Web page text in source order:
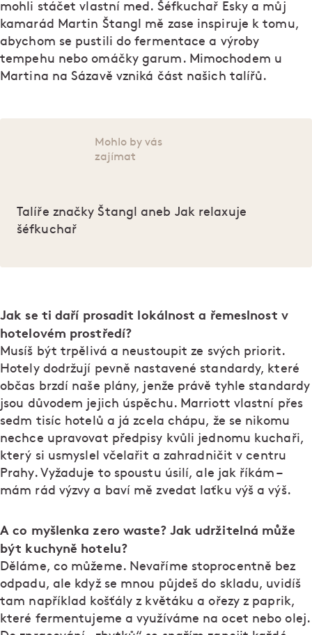
mohli stáčet vlastní med. Šéfkuchař Esky a můj
kamarád Martin Štangl mě zase inspiruje k tomu,
abychom se pustili do fermentace a výroby
tempehu nebo omáčky garum. Mimochodem u
Martina na Sázavě vzniká část našich talířů.
Mohlo by vás
zajímat
Talíře značky Štangl aneb Jak relaxuje
šéfkuchař
Jak se ti daří prosadit lokálnost a řemeslnost v
hotelovém prostředí?
Musíš být trpělivá a neustoupit ze svých priorit.
Hotely dodržují pevně nastavené standardy, které
občas brzdí naše plány, jenže právě tyhle standardy
jsou důvodem jejich úspěchu. Marriott vlastní přes
sedm tisíc hotelů a já zcela chápu, že se nikomu
nechce upravovat předpisy kvůli jednomu kuchaři,
který si usmyslel včelařit a zahradničit v centru
Prahy. Vyžaduje to spoustu úsilí, ale jak říkám –
mám rád výzvy a baví mě zvedat laťku výš a výš.
A co myšlenka zero waste? Jak udržitelná může
být kuchyně hotelu?
Děláme, co můžeme. Nevaříme stoprocentně bez
odpadu, ale když se mnou půjdeš do skladu, uvidíš
tam například košťály z květáku a ořezy z paprik,
které fermentujeme a využíváme na ocet nebo olej.